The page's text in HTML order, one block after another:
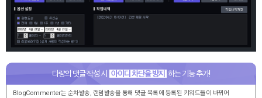
다량의 댓글 작성 시 아이디 차단을 방지 하는 기능 추가!
BlogCommenter는 순차발송, 랜덤발송을 통해 댓글 목록에 등록된 키워드들이 바뀌어